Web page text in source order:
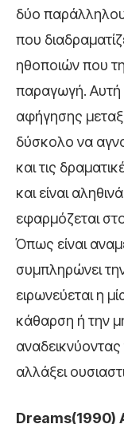
δύο
που
ηθοποιών που
παραγωγή. Αυτή
αφήγησης
δύσκολο να
και τις
και είναι
εφαρμόζεται
Όπως είναι
συμπληρώνει
ειρωνεύεται η
κάθαρση ή την
αλλάξει
Dreams(1990)